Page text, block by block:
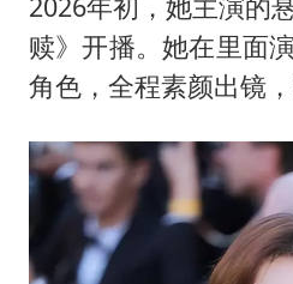
2026年初，她主演的
赎》开播。她在里面
角色，全程素颜出镜